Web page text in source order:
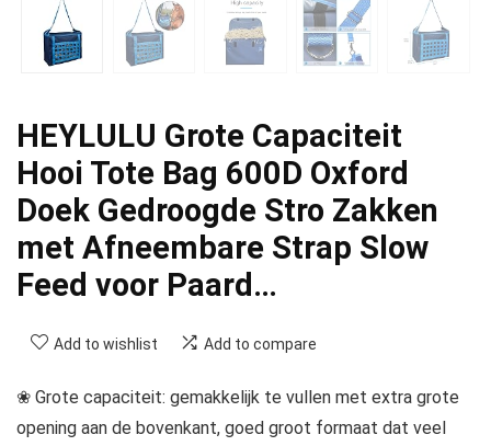
HEYLULU Grote Capaciteit
Hooi Tote Bag 600D Oxford
Doek Gedroogde Stro Zakken
met Afneembare Strap Slow
Feed voor Paard…
Add to wishlist Add to compare
❀ Grote capaciteit: gemakkelijk te vullen met extra grote
opening aan de bovenkant, goed groot formaat dat veel